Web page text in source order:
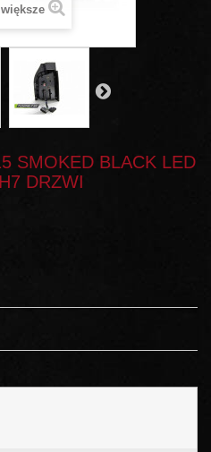
SMOKED BLACK LED
DRZWI